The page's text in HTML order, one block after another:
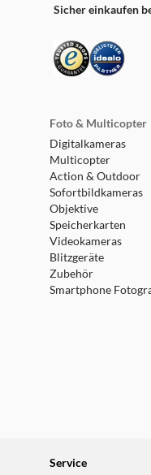
Sicher einkaufen
Foto & Multicopter
Digitalkameras
Multicopter
Action & Outdoor
Sofortbildkameras
Objektive
Speicherkarten
Videokameras
Blitzgeräte
Zubehör
Smartphone
Service